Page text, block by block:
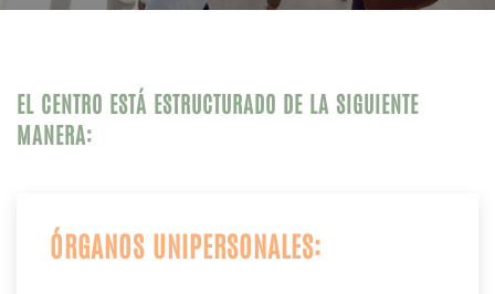
EL CENTRO ESTÁ ESTRUCTURADO DE LA SIGUIENTE
MANERA:
ÓRGANOS UNIPERSONALES: